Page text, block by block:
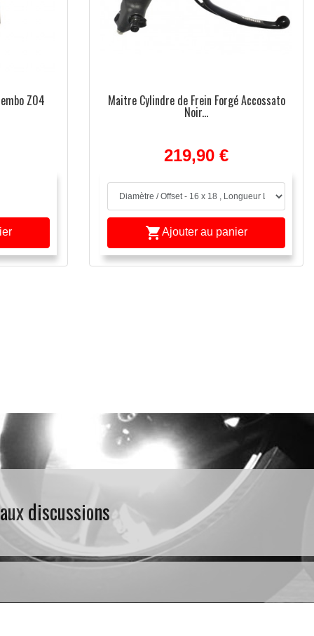
Z04 Maitre Cylindre de Frein Forgé Accossato
Noir...
219,90 €
Ajouter au panier
discussions